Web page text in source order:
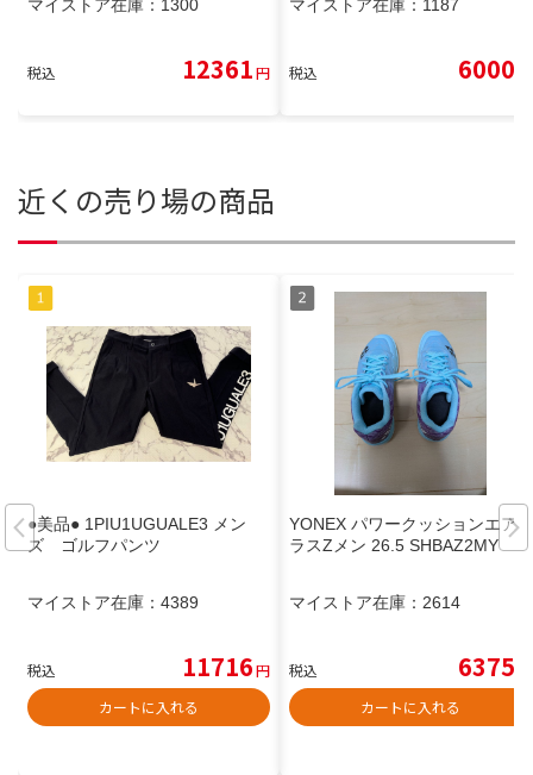
マイストア在庫： 1300
税込 12361円
マイストア在庫： 1187
税込 6000
近くの売り場の商品
●美品● 1PIU1UGUALE3 メン
ズ ゴルフパンツ
マイストア在庫： 4389
税込 11716円
カートに入れる
YONEX パワークッションエア
ラスZメン 26.5 SHBAZ2MY
マイストア在庫： 2614
税込 6375
カートに入れる